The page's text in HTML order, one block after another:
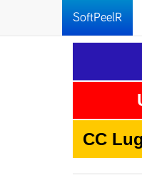
SoftPeelR
CC